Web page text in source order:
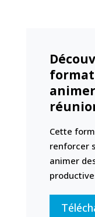
Cette
renforcer
animer